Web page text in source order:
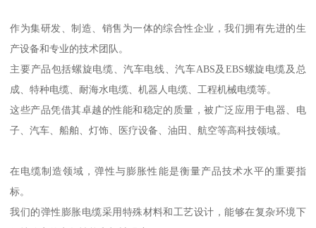
作为集研发、制造、销售为一体的综合性企业，我们拥有先进的生
产设备和专业的技术团队。
主要产品包括螺旋电缆、汽车电线、汽车ABS及EBS螺旋电缆及总
成、特种电缆、耐海水电缆、机器人电缆、工程机械电缆等。
这些产品凭借其卓越的性能和稳定的质量，被广泛应用于电器、电
子、汽车、船舶、灯饰、医疗设备、油田、航空等高科技领域。
在电缆制造领域，弹性与膨胀性能是衡量产品技术水平的重要指
标。
我们的弹性膨胀电缆采用特殊材料和工艺设计，能够在复杂环境下